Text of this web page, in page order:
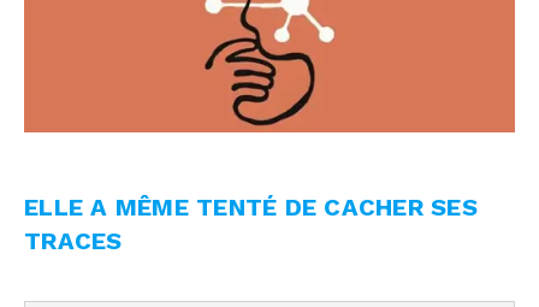
ELLE A MÊME TENTÉ DE CACHER SES
TRACES